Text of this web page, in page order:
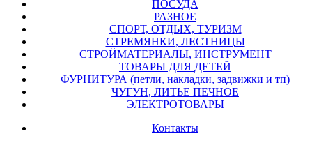
ПОСУДА
РАЗНОЕ
СПОРТ, ОТДЫХ, ТУРИЗМ
СТРЕМЯНКИ, ЛЕСТНИЦЫ
СТРОЙМАТЕРИАЛЫ, ИНСТРУМЕНТ
ТОВАРЫ ДЛЯ ДЕТЕЙ
ФУРНИТУРА (петли, накладки, задвижки и тп)
ЧУГУН, ЛИТЬЕ ПЕЧНОЕ
ЭЛЕКТРОТОВАРЫ
Контакты